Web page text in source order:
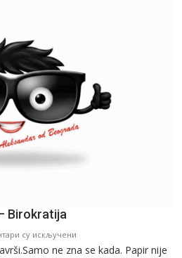
Birokratija
су искључени
Beogradska
ne zna se kada. Papir nije